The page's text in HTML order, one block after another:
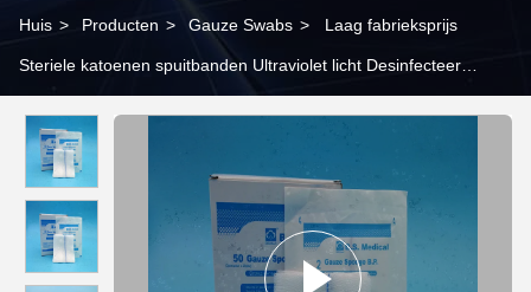
Huis > Producten > Gauze Swabs > Laag fabrieksprijs
Steriele katoenen spuitbanden Ultraviolet licht Desinfecteer